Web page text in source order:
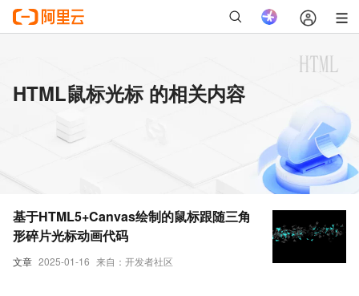
HTML鼠标光标 的相关内容
文章 2025-01-16 来自：开发者社区
基于HTML5+Canvas绘制的鼠标跟随三角
形碎片光标动画代码